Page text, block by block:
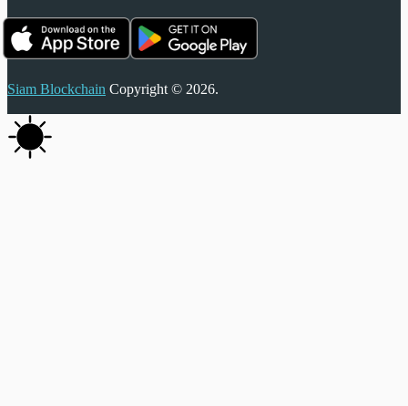
Siam Blockchain Copyright © 2026.